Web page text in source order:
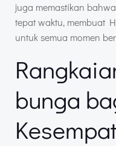
juga memastikan
tepat waktu, membuat
untuk semua momen
bunga